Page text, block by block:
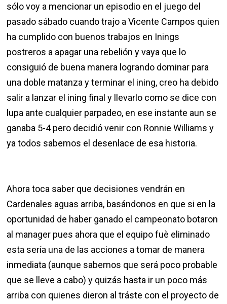
sólo voy a mencionar un episodio en el juego del
pasado sábado cuando trajo a Vicente Campos quien
ha cumplido con buenos trabajos en Inings
postreros a apagar una rebelión y vaya que lo
consiguió de buena manera logrando dominar para
una doble matanza y terminar el ining, creo ha debido
salir a lanzar el ining final y llevarlo como se dice con
lupa ante cualquier parpadeo, en ese instante aun se
ganaba 5-4 pero decidió venir con Ronnie Williams y
ya todos sabemos el desenlace de esa historia.
Ahora toca saber que decisiones vendrán en
Cardenales aguas arriba, basándonos en que si en la
oportunidad de haber ganado el campeonato botaron
al manager pues ahora que el equipo fuè eliminado
esta sería una de las acciones a tomar de manera
inmediata (aunque sabemos que será poco probable
que se lleve a cabo) y quizás hasta ir un poco más
arriba con quienes dieron al tráste con el proyecto de